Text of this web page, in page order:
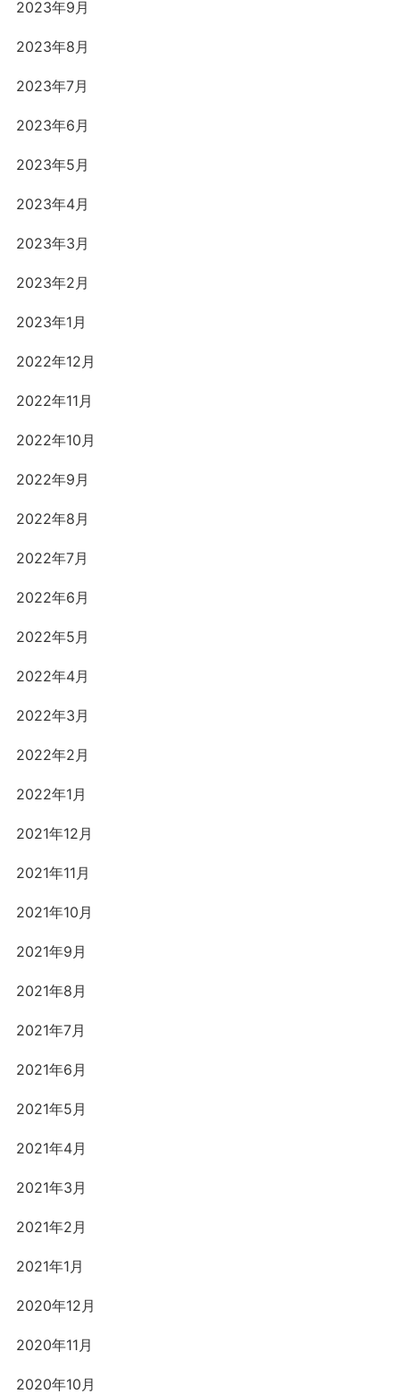
2023年9月
2023年8月
2023年7月
2023年6月
2023年5月
2023年4月
2023年3月
2023年2月
2023年1月
2022年12月
2022年11月
2022年10月
2022年9月
2022年8月
2022年7月
2022年6月
2022年5月
2022年4月
2022年3月
2022年2月
2022年1月
2021年12月
2021年11月
2021年10月
2021年9月
2021年8月
2021年7月
2021年6月
2021年5月
2021年4月
2021年3月
2021年2月
2021年1月
2020年12月
2020年11月
2020年10月